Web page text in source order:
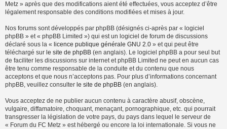
Metz » après que des modifications aient été effectuées, vous acceptez d’être
légalement responsable des conditions modifiées et mises à jour.
Nos forums sont développés par phpBB (désignés ci-après par « logiciel
phpBB » et « phpBB Limited ») qui est un logiciel de forum de discussions
déclaré sous la « licence publique générale GNU 2.0 » et qui peut être
téléchargé sur le site de phpBB (en anglais). Le logiciel phpBB a pour seul but
de faciliter les discussions sur internet et phpBB Limited ne peut en aucun cas
être tenu comme responsable de la conduite et du contenu que nous
acceptons et que nous n’acceptons pas. Pour plus d’informations concernant
phpBB, veuillez consulter le site de phpBB (en anglais).
Vous acceptez de ne publier aucun contenu à caractère abusif, obscène,
vulgaire, diffamatoire, choquant, menaçant, pornographique, etc. qui pourrait
transgresser la législation de votre pays, du pays dans lequel le serveur de
« Forum du FC Metz » est hébergé ou encore la loi internationale. Si vous ne